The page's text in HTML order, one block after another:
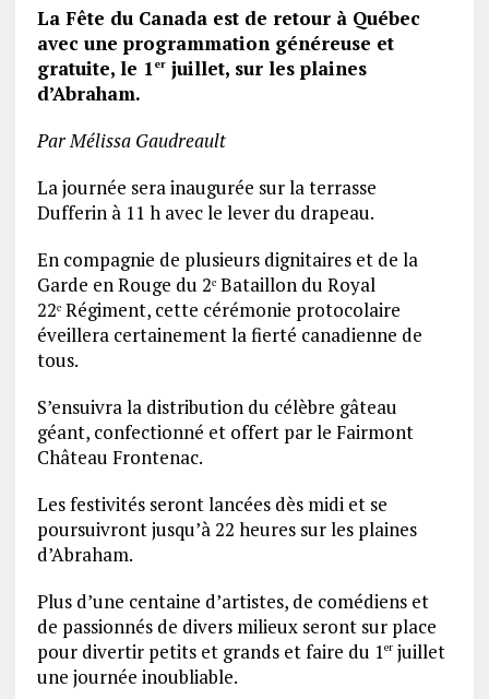
La Fête du Canada est de retour à Québec
avec une programmation généreuse et
gratuite, le 1erjuillet, sur les plaines
d’Abraham.
Par Mélissa Gaudreault
La journée sera inaugurée sur la terrasse
Dufferin à 11 h avec le lever du drapeau.
En compagnie de plusieurs dignitaires et de la
Garde en Rouge du 2ᵉ Bataillon du Royal
22ᵉ Régiment, cette cérémonie protocolaire
éveillera certainement la fierté canadienne de
tous.
S’ensuivra la distribution du célèbre gâteau
géant, confectionné et offert par le Fairmont
Château Frontenac.
Les festivités seront lancées dès midi et se
poursuivront jusqu’à 22 heures sur les plaines
d’Abraham.
Plus d’une centaine d’artistes, de comédiens et
de passionnés de divers milieux seront sur place
pour divertir petits et grands et faire du 1erjuillet
une journée inoubliable.